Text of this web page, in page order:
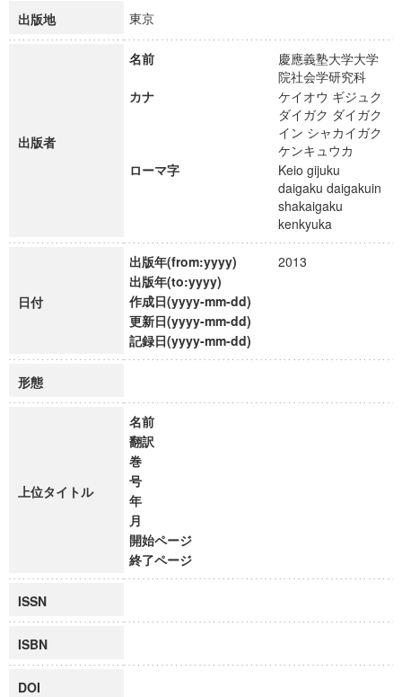
出版地 東京
出版者
名前
慶應義塾大学大学
院社会学研究科
カナ
ケイオウ ギジュク
ダイガク ダイガク
イン シャカイガク
ケンキュウカ
ローマ字
Keio gijuku
daigaku daigakuin
shakaigaku
kenkyuka
日付
出版年(from:yyyy)
2013
出版年(to:yyyy)
作成日(yyyy-mm-dd)
更新日(yyyy-mm-dd)
記録日(yyyy-mm-dd)
形態
上位タイトル
名前
翻訳
巻
号
年
月
開始ページ
終了ページ
ISSN
ISBN
DOI